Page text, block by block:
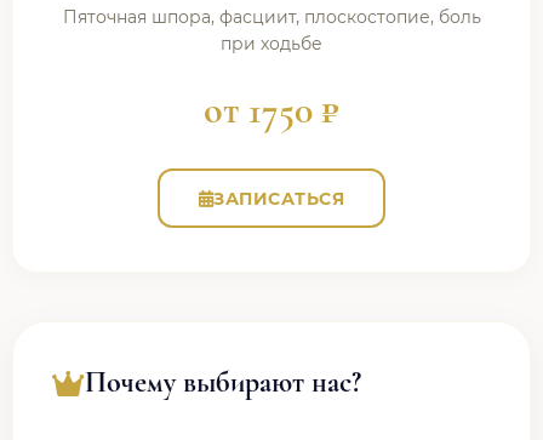
Пяточная шпора, фасциит, плоскостопие, боль
при ходьбе
от 1750 ₽
ЗАПИСАТЬСЯ
Почему выбирают нас?